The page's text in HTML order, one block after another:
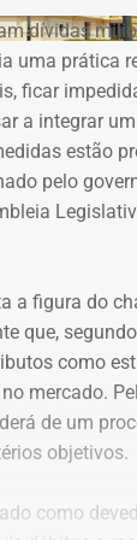
violência
e a
feminino.
do
socos. O
a
físico
por Fred
nominais e
Imagem gerada por
valor ainda
feita em
a 30,1%.
dívidas
uma prática
ficar
a integrar
estão
pelo
a figura do
que,
como
mercado.
de um
objetivos.
como